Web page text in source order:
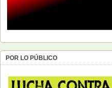
POR LO PÚBLICO